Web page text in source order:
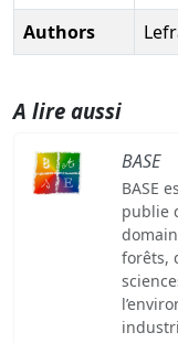
Authors
A lire aussi
BASE
BASE
publie
forêts,